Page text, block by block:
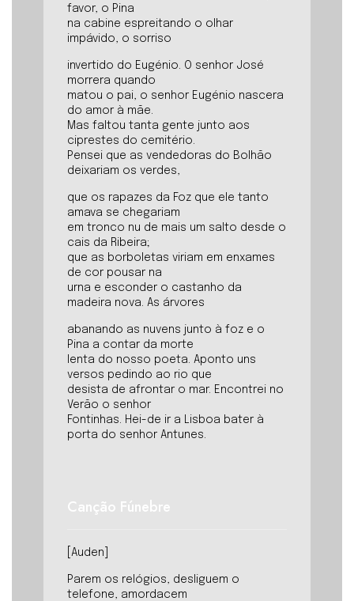
favor, o Pina
na cabine espreitando o olhar
impávido, o sorriso
invertido do Eugénio. O senhor José
morrera quando
matou o pai, o senhor Eugénio nascera
do amor à mãe.
Mas faltou tanta gente junto aos
ciprestes do cemitério.
Pensei que as vendedoras do Bolhão
deixariam os verdes,
que os rapazes da Foz que ele tanto
amava se chegariam
em tronco nu de mais um salto desde o
cais da Ribeira;
que as borboletas viriam em enxames
de cor pousar na
urna e esconder o castanho da
madeira nova. As árvores
abanando as nuvens junto à foz e o
Pina a contar da morte
lenta do nosso poeta. Aponto uns
versos pedindo ao rio que
desista de afrontar o mar. Encontrei no
Verão o senhor
Fontinhas. Hei-de ir a Lisboa bater à
porta do senhor Antunes.
Canção Fúnebre
[Auden]
Parem os relógios, desliguem o
telefone, amordacem